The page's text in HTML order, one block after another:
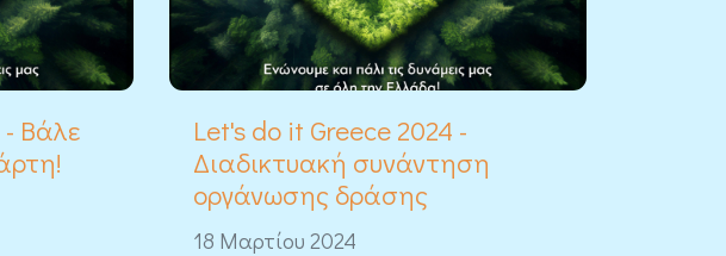
- Βάλε
Let's do it Greece 2024 -
Διαδικτυακή συνάντηση
οργάνωσης δράσης
18 Μαρτίου 2024